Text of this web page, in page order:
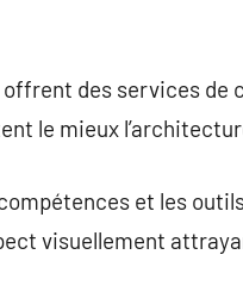
des services
le mieux
et les
visuellement